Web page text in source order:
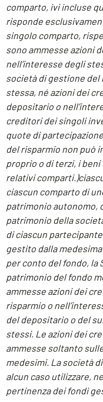
comparto, ivi incluse
risponde
singolo comparto,
sono ammesse azioni
nell’interesse degli
società di gestione del
stessa, né azioni dei
depositario o
creditori dei singoli
quote di
del risparmio non può
proprio o di terzi, i
relativi
ciascun comparto di
patrimonio
patrimonio della
di ciascun
gestito dalla
per conto del fondo, la
patrimonio del fondo
ammesse azioni dei
risparmio o
del depositario o del
stessi. Le azioni dei
ammesse soltanto
medesimi. La società
alcun caso utilizzare,
pertinenza dei fondi